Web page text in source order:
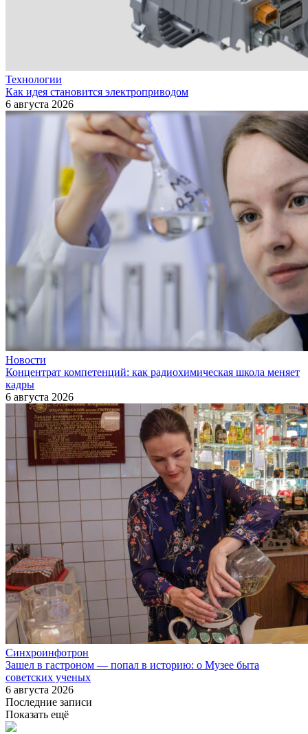
Технологии
Как идея становится электроприводом
6 августа 2026
Новости
Концентрат компетенций: как радиохимическая школа меняет
кадры
6 августа 2026
Синхроинфотрон
Зашел в гастроном — попал в историю: о Музее быта
советских ученых
6 августа 2026
Последние записи
Показать ещё